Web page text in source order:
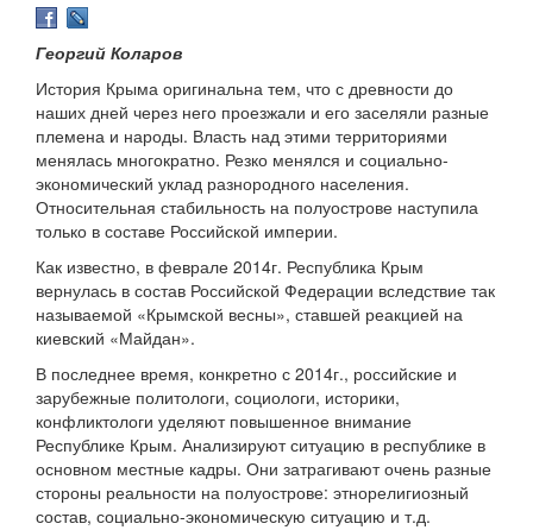
Георгий Коларов
История Крыма оригинальна тем, что с древности до
наших дней через него проезжали и его заселяли разные
племена и народы. Власть над этими территориями
менялась многократно. Резко менялся и социально-
экономический уклад разнородного населения.
Относительная стабильность на полуострове наступила
только в составе Российской империи.
Как известно, в феврале 2014г. Республика Крым
вернулась в состав Российской Федерации вследствие так
называемой «Крымской весны», ставшей реакцией на
киевский «Майдан».
В последнее время, конкретно с 2014г., российские и
зарубежные политологи, социологи, историки,
конфликтологи уделяют повышенное внимание
Республике Крым. Анализируют ситуацию в республике в
основном местные кадры. Они затрагивают очень разные
стороны реальности на полуострове: этнорелигиозный
состав, социально-экономическую ситуацию и т.д.